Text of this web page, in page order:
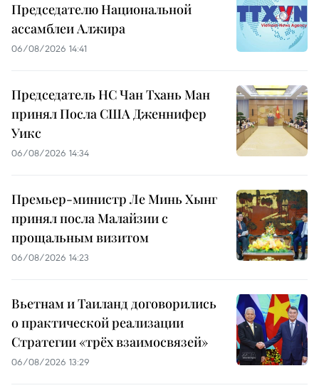
Председателю Национальной
ассамблеи Алжира
06/08/2026 14:41
Председатель НС Чан Тхань Ман
принял Посла США Дженнифер
Уикс
06/08/2026 14:34
Премьер-министр Ле Минь Хынг
принял посла Малайзии с
прощальным визитом
06/08/2026 14:23
Вьетнам и Таиланд договорились
о практической реализации
Стратегии «трёх взаимосвязей»
06/08/2026 13:29